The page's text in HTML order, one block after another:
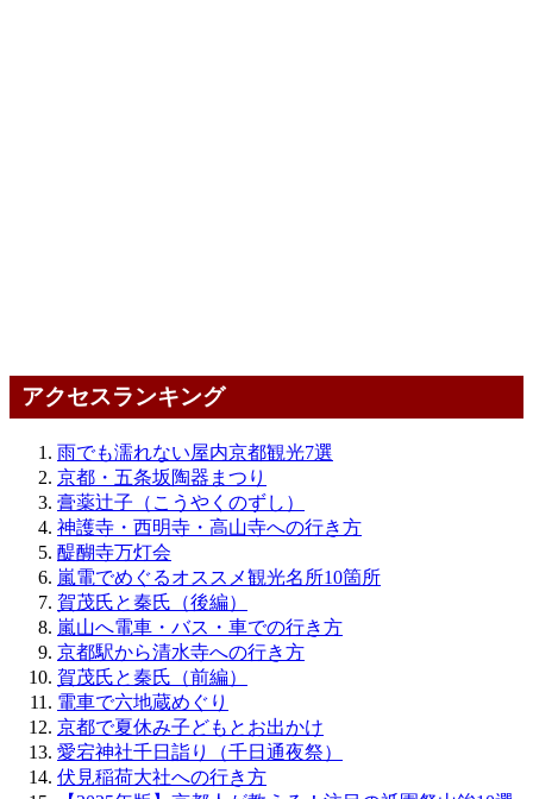
アクセスランキング
雨でも濡れない屋内京都観光7選
京都・五条坂陶器まつり
膏薬辻子（こうやくのずし）
神護寺・西明寺・高山寺への行き方
醍醐寺万灯会
嵐電でめぐるオススメ観光名所10箇所
賀茂氏と秦氏（後編）
嵐山へ電車・バス・車での行き方
京都駅から清水寺への行き方
賀茂氏と秦氏（前編）
電車で六地蔵めぐり
京都で夏休み子どもとお出かけ
愛宕神社千日詣り（千日通夜祭）
伏見稲荷大社への行き方